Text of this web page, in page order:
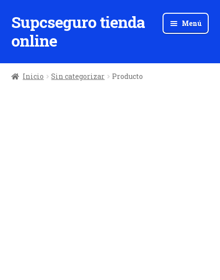
Ir
a
la
Ir
al
contenido
Supcseguro tienda
online
Menú
Inicio Sin categorizar Producto